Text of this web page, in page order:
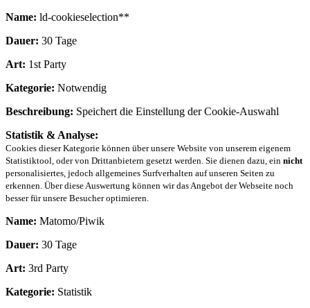
Name: ld-cookieselection**
Dauer: 30 Tage
Art: 1st Party
Kategorie: Notwendig
Beschreibung: Speichert die Einstellung der Cookie-Auswahl
Statistik & Analyse:
Cookies dieser Kategorie können über unsere Website von unserem eigenem
Statistiktool, oder von Drittanbietern gesetzt werden. Sie dienen dazu, ein nicht
personalisiertes, jedoch allgemeines Surfverhalten auf unseren Seiten zu
erkennen. Über diese Auswertung können wir das Angebot der Webseite noch
besser für unsere Besucher optimieren.
Name: Matomo/Piwik
Dauer: 30 Tage
Art: 3rd Party
Kategorie: Statistik